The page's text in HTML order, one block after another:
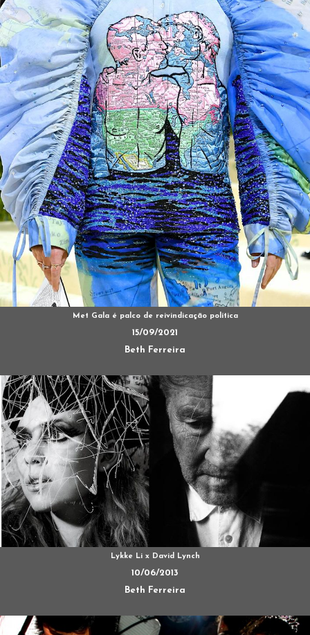
Met Gala é palco de reivindicação política
15/09/2021
Beth Ferreira
Lykke Li x David Lynch
10/06/2013
Beth Ferreira